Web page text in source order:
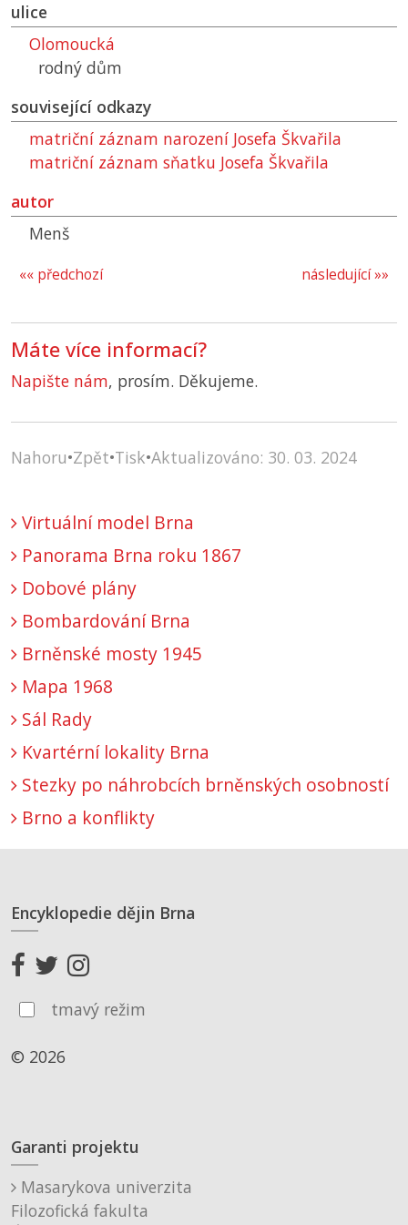
ulice
Olomoucká
rodný dům
související odkazy
matriční záznam narození Josefa Škvařila
matriční záznam sňatku Josefa Škvařila
autor
Menš
následující »»
«« předchozí
Máte více informací?
Napište nám, prosím. Děkujeme.
Nahoru•Zpět•Tisk•Aktualizováno: 30. 03. 2024
Virtuální model Brna
Panorama Brna roku 1867
Dobové plány
Bombardování Brna
Brněnské mosty 1945
Mapa 1968
Sál Rady
Kvartérní lokality Brna
Stezky po náhrobcích brněnských osobností
Brno a konflikty
Encyklopedie dějin Brna
tmavý režim
© 2026
Garanti projektu
Masarykova univerzita
Filozofická fakulta